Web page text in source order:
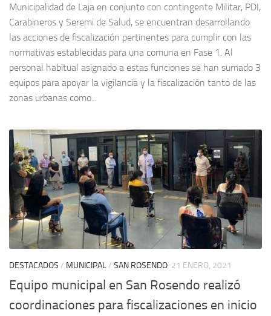
Municipalidad de Laja en conjunto con contingente Militar, PDI,
Carabineros y Seremi de Salud, se encuentran desarrollando
las acciones de fiscalización pertinentes para cumplir con las
normativas establecidas para una comuna en Fase 1. Al
personal habitual asignado a estas funciones se han sumado 3
equipos para apoyar la vigilancia y la fiscalización tanto de las
zonas urbanas como...
DESTACADOS / MUNICIPAL/ SAN ROSENDO 21 ENERO, 2021
Equipo municipal en San Rosendo realizó
coordinaciones para fiscalizaciones en inicio